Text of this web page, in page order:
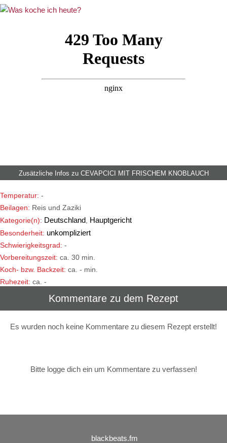
Zusätzliche Infos zu CEVAPCICI MIT FRISCHEM KNOBLAUCH
Temperatur: -
Beilagen: Reis und Zaziki
Kategorie(n): Deutschland Hauptgericht
Besonderheit: unkompliziert
Schwierigkeitsgrad: -
Vorbereitungszeit: ca. 30 min.
Koch- bzw. Backzeit: ca. - min.
Ruhezeit: ca. -
Kommentare zu dem Rezept
Es wurden noch keine Kommentare zu diesem Rezept erstellt!
Bitte logge dich ein um Kommentare zu verfassen!
blackbeats.fm